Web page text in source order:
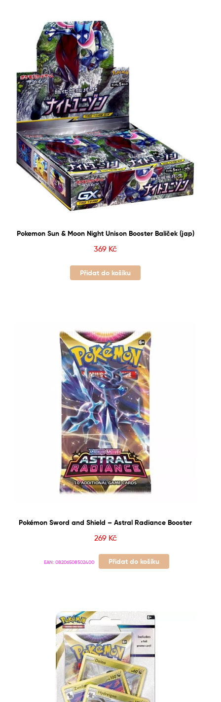
Pokemon Sun & Moon Night Unison Booster Balíček (jap)
369 Kč
Přidat do košíku
Pokémon Sword and Shield – Astral Radiance Booster
269 Kč
EAN: 08206508502400 Přidat do košíku